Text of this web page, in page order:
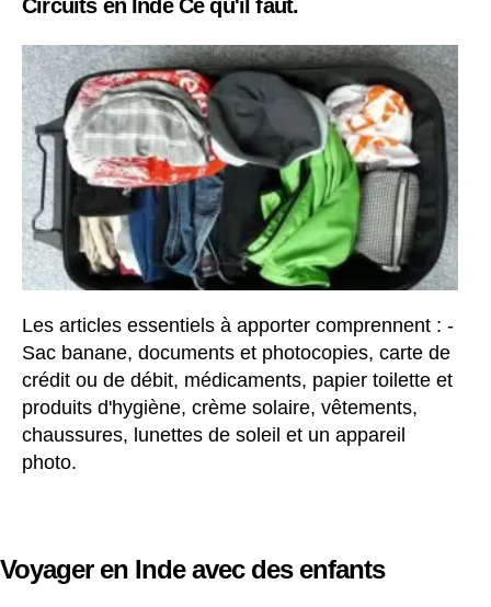
Circuits en Inde Ce qu'il faut.
Les articles essentiels à apporter comprennent : -
Sac banane, documents et photocopies, carte de
crédit ou de débit, médicaments, papier toilette et
produits d'hygiène, crème solaire, vêtements,
chaussures, lunettes de soleil et un appareil
photo.
Voyager en Inde avec des enfants